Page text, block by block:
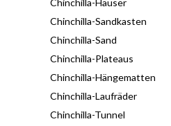
Chinchilla-Sandkasten
Chinchilla-Sand
Chinchilla-Plateaus
Chinchilla-Hängematten
Chinchilla-Laufräder
Chinchilla-Tunnel